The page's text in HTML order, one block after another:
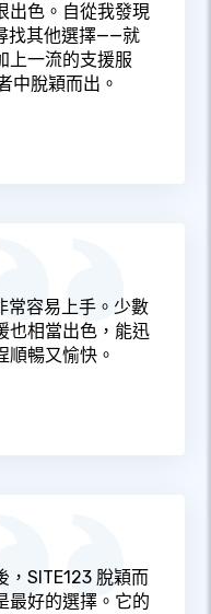
出色。自從我發現
找其他選擇——就
上一流的支援服
中脫穎而出。
常容易上手。少數
也相當出色，能迅
順暢又愉快。
，SITE123 脫穎而
最好的選擇。它的